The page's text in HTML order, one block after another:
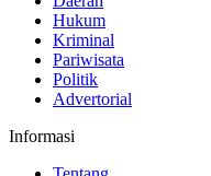
Hukum
Kriminal
Pariwisata
Politik
Advertorial
Informasi